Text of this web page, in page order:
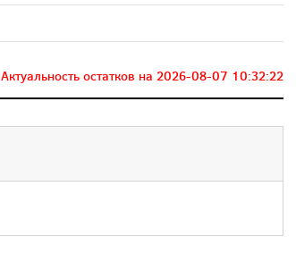
Актуальность остатков на 2026-08-07 10:32:22